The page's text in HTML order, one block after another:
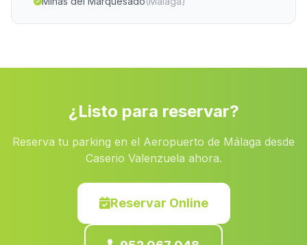
Cortijada El Casco(Malaga)
Los Loberos (Malaga)
Ovejo (Malaga)
Los Majuelos(Malaga)
(Malaga)
¿Listo para reservar?
Reserva tu parking en el Aeropuerto de Málaga desde
Caserio Valenzuela ahora.
Reservar Online